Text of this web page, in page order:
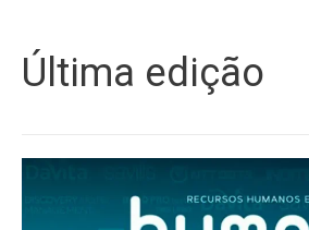
Última edição